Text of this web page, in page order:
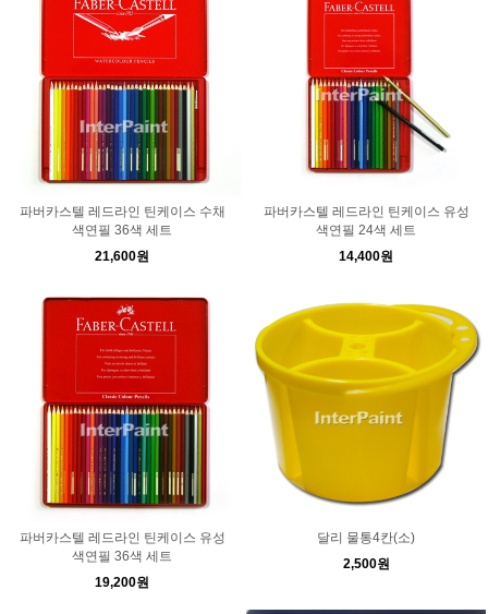
파버카스텔 레드라인 틴케이스 수채
색연필 36색 세트
21,600원
파버카스텔 레드라인 틴케이스 유성
색연필 24색 세트
14,400원
파버카스텔 레드라인 틴케이스 유성
색연필 36색 세트
19,200원
달리 물통4칸(소)
2,500원